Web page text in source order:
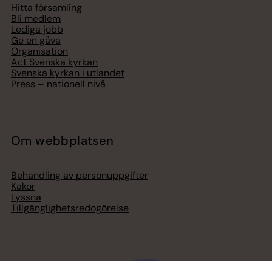
Hitta församling
Bli medlem
Lediga jobb
Ge en gåva
Organisation
Act Svenska kyrkan
Svenska kyrkan i utlandet
Press – nationell nivå
Om webbplatsen
Behandling av personuppgifter
Kakor
Lyssna
Tillgänglighetsredogörelse